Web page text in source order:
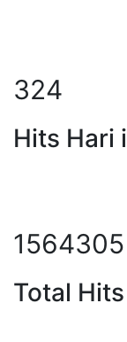
402
Hits Hari
1939269
Total Hits